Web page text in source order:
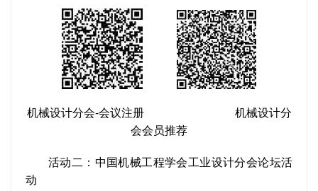
机械设计分会-会议注册 机械设计分
会会员推荐
活动二：中国机械工程学会工业设计分会论坛活
动